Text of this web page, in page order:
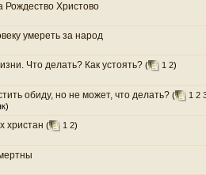
Рождество Христово
умереть за народ
Что делать? Как устоять? ( 1 2)
обиду, но не может, что делать? ( 1 2
христан ( 1 2)